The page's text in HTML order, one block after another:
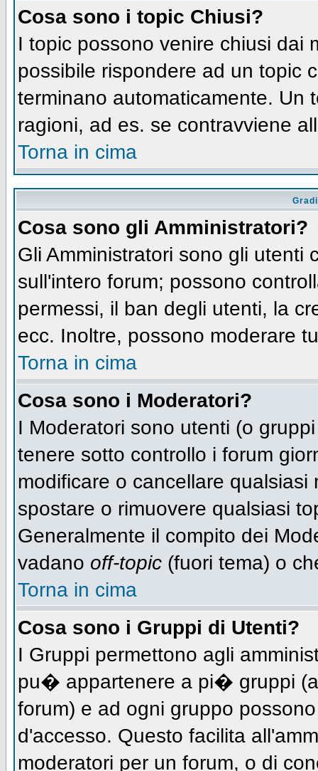
Cosa sono i topic Chiusi?
I topic possono venire chiusi
possibile rispondere ad un topic
terminano automaticamente.
ragioni, ad es. se contravviene
Torna in cima
Cosa sono gli Amministratori?
Gli Amministratori sono gli
sull'intero forum; possono
permessi, il ban degli utenti, la
ecc. Inoltre, possono moderare
Torna in cima
Cosa sono i Moderatori?
I Moderatori sono utenti (o
tenere sotto controllo i forum
modificare o cancellare
spostare o rimuovere qualsiasi
Generalmente il compito dei
vadano off-topic (fuori tema) o
Torna in cima
Cosa sono i Gruppi di Utenti?
I Gruppi permettono agli
pu� appartenere a pi� gruppi
forum) e ad ogni gruppo
d'accesso. Questo facilita
moderatori per un forum, o di